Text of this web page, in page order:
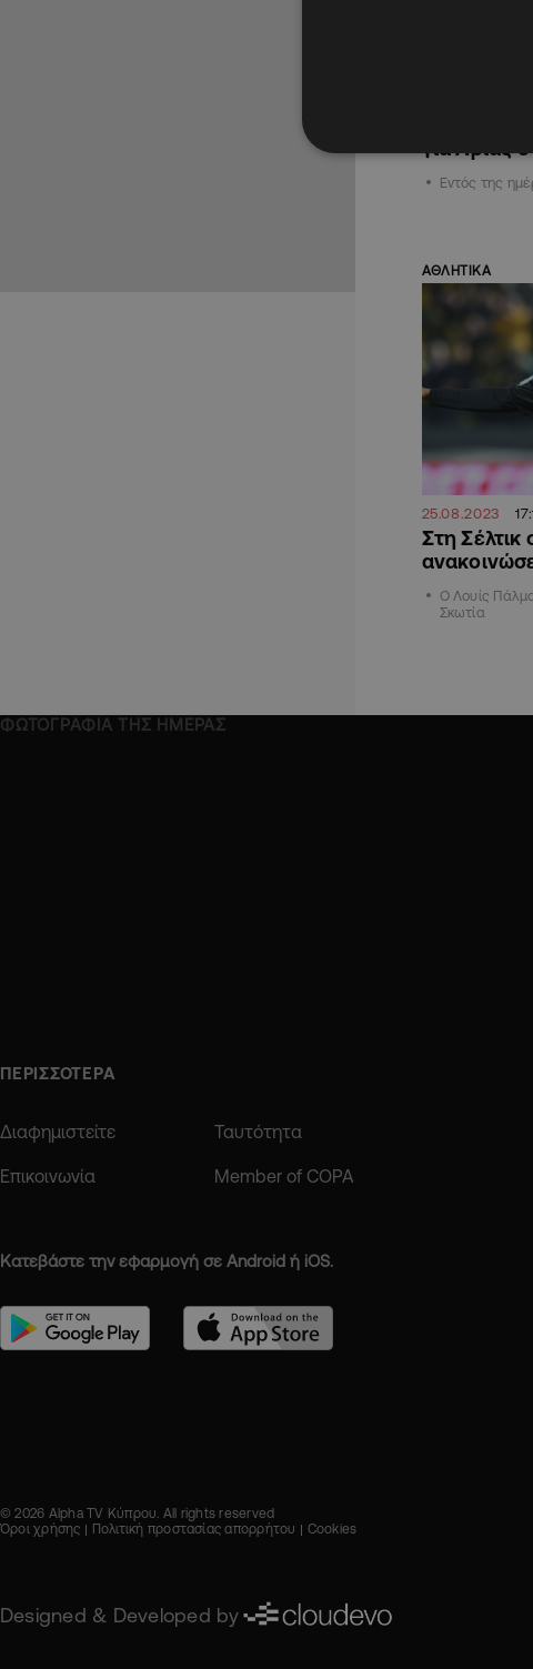
Έρχεται ο
για Αρίας
Εντός της
ΑΘΛΗΤΙΚΑ
25.08.2023
Στη Σέλτικ
Ο Λουίς
Σκωτία
ΦΩΤΟΓΡΑΦΙΑ ΤΗΣ ΗΜΕΡΑΣ
ΠΕΡΙΣΣΟΤΕΡΑ
Διαφημιστείτε Ταυτότητα
Επικοινωνία Member of COPA
Κατεβάστε την εφαρμογή σε Android ή iOS.
© 2026 Alpha TV Κύπρου. All rights reserved
Όροι χρήσης
Πολιτική προστασίας απορρήτου Cookies
Designed & Developed by